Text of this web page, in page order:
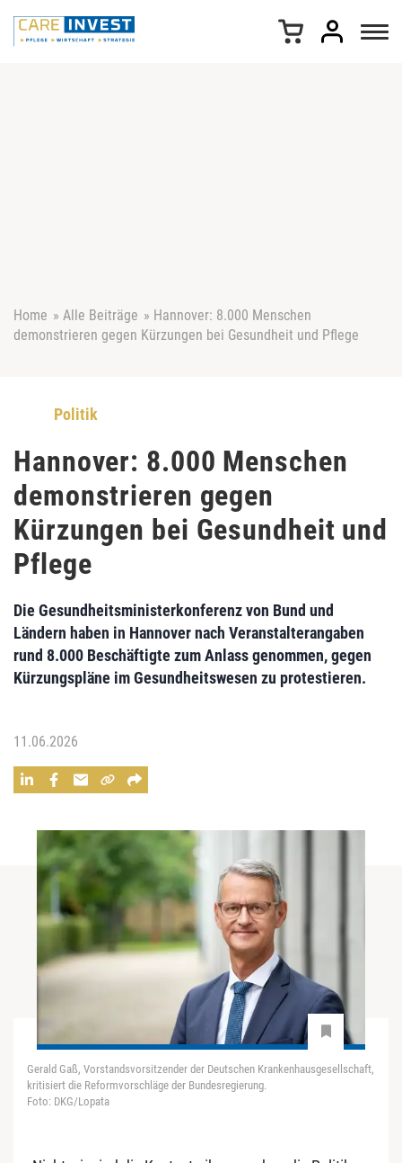
Home » Alle Beiträge » Hannover: 8.000 Menschen
demonstrieren gegen Kürzungen bei Gesundheit und Pflege
Politik
Hannover: 8.000 Menschen
demonstrieren gegen
Kürzungen bei Gesundheit und
Pflege
Die Gesundheitsministerkonferenz von Bund und
Ländern haben in Hannover nach Veranstalterangaben
rund 8.000 Beschäftigte zum Anlass genommen, gegen
Kürzungspläne im Gesundheitswesen zu protestieren.
11.06.2026
Gerald Gaß, Vorstandsvorsitzender der Deutschen Krankenhausgesellschaft,
kritisiert die Reformvorschläge der Bundesregierung.
Foto: DKG/Lopata